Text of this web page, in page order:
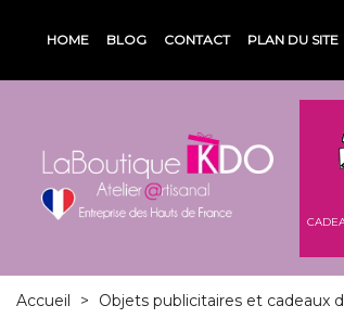
HOME BLOG CONTACT PLAN DU SITE
Accueil > Objets publicitaires et cadeaux